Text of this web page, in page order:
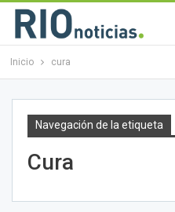
Inicio cura
Navegación de la etiqueta
Cura